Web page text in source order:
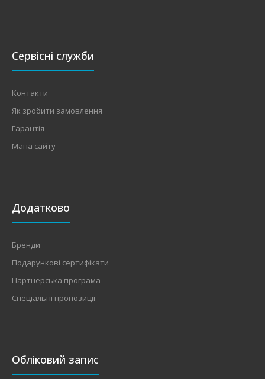
Сервісні служби
Контакти
Як зробити замовлення
Гарантія
Мапа сайту
Додатково
Бренди
Подарункові сертифікати
Партнерська програма
Спеціальні пропозиції
Обліковий запис